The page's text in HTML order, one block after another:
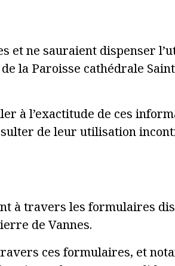
et ne sauraient dispenser
la Paroisse cathédrale
à l’exactitude de ces
de leur utilisation
à travers les formulaires
de Vannes.
ces formulaires, et